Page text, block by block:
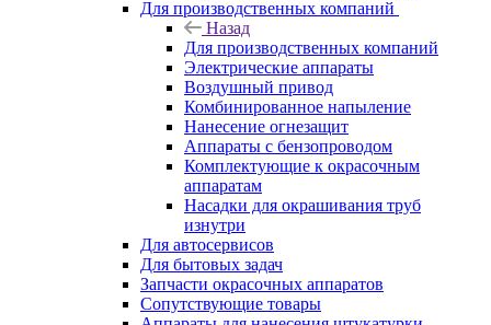
Для производственных компаний
Назад
Для производственных компаний
Электрические аппараты
Воздушный привод
Комбинированное напыление
Нанесение огнезащит
Аппараты с бензопроводом
Комплектующие к окрасочным
аппаратам
Насадки для окрашивания труб
изнутри
Для автосервисов
Для бытовых задач
Запчасти окрасочных аппаратов
Сопутствующие товары